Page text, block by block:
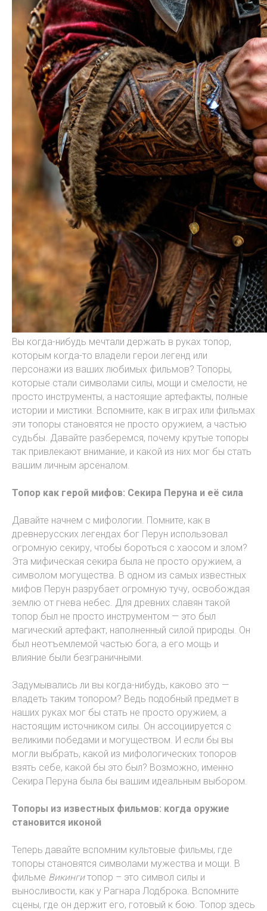
Вы когда-нибудь мечтали держать в руках топор,
которым когда-то владели герои легенд или
персонажи из ваших любимых фильмов? Топоры,
которые стали символами силы, мощи и смелости, не
просто инструменты, а настоящие артефакты, полные
истории и мистики. Вспомните, как в играх или фильмах
эти топоры становятся не просто оружием, а частью
судьбы. Давайте разберемся, почему крутые топоры
так привлекают внимание, и какой из них мог бы стать
вашим личным арсеналом.
Топор как герой мифов: Секира Перуна и её сила
Давайте начнем с мифологии. Помните, как в
древнерусских легендах бог Перун использовал
огромную секиру, чтобы бороться с хаосом и злом?
Эта мифическая секира была не просто оружием, а
символом могущества. В одном из самых известных
мифов Перун разрубает огромную тучу, освобождая
землю от гнева небес. Для древних славян такой
топор был не просто инструментом — это был
магический артефакт, наполненный силой природы. Он
был неотъемлемой частью бога, а его мощь и
влияние были безграничными.
Задумывались ли вы когда-нибудь, каково это —
владеть таким топором? Ведь подобный предмет в
наших руках мог бы стать не просто оружием, а
настоящим источником силы. Он ассоциируется с
великими победами и могуществом. И если бы вы
могли выбрать, какой из мифологических топоров
взять себе, какой бы это был? Возможно, именно
Секира Перуна была бы вашим идеальным выбором.
Топоры из известных фильмов: когда оружие
становится иконой
Теперь давайте вспомним культовые фильмы, где
топоры становятся символами мужества и мощи. В
фильме Викингитопор – это символ силы и
выносливости, как у Рагнара Лодброка. Вспомните
сцены, где он держит его, готовый к бою. Топор здесь